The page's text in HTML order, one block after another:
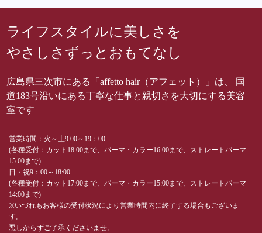
ライフスタイルに美しさを
やさしさずっとおもてなし
広島県三次市にある「affetto hair（アフェット）」は、 国
道183号沿いにある丁寧な仕事と親切さを大切にする美容
室です
営業時間：火～土9:00～19：00
(各種受付：カット18:00まで、パーマ・カラー16:00まで、ストレートパーマ
15:00まで)
日・祝9：00～18:00
(各種受付：カット17:00まで、パーマ・カラー15:00まで、ストレートパーマ
14:00まで)
※いづれもお客様の受付状況により営業時間内に終了する場合もございま
す。
悪しからずご了承くださいませ。